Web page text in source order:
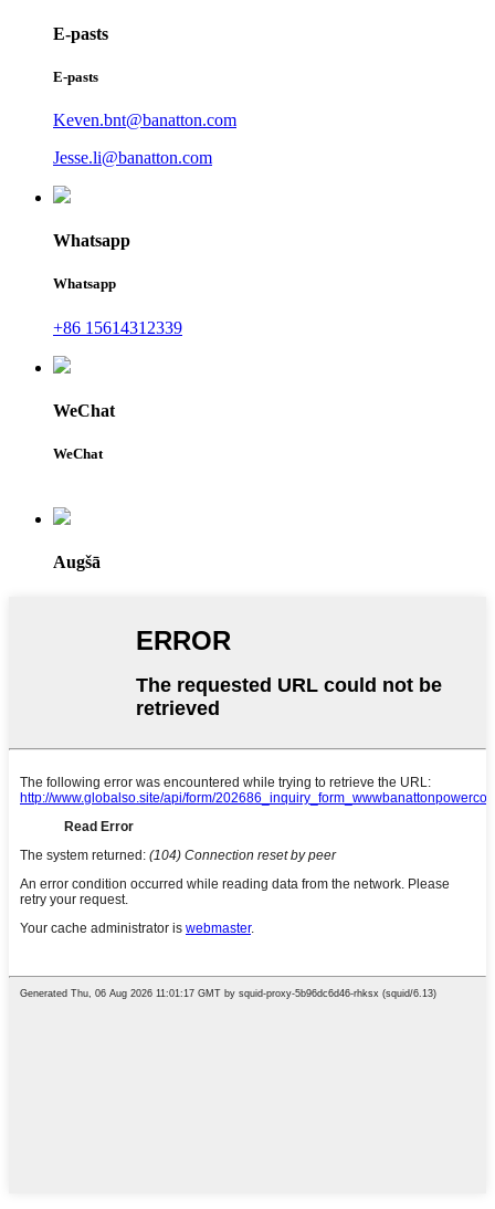
E-pasts
E-pasts
Keven.bnt@banatton.com
Jesse.li@banatton.com
Whatsapp
Whatsapp
+86 15614312339
WeChat
WeChat
Augšā